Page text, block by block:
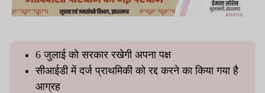
6 जुलाई को सरकार रखेगी अपना पक्ष
सीआईडी में दर्ज प्राथमिकी को रद्द करने का किया गया है
आग्रह